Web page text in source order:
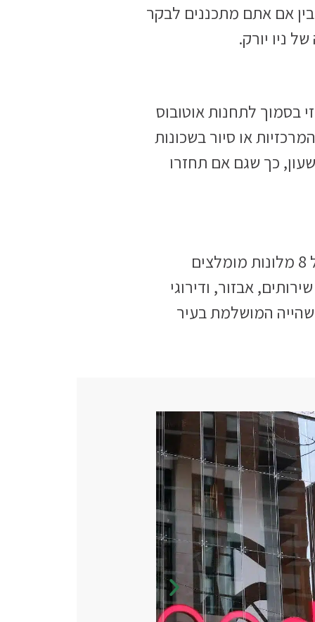
בו – בין אם אתם מתכננים לבקר
ניו יורק.
בסמוך לתחנות אוטובוס
או סיור בשכונות
כך שגם אם תחזרו
כדי לסייע לכם בבחירת מלון בניו יורק בקלות ובביטחון, ריכזנו עבורכם רשימה של 8 מלונות מומלצים
אבזור, ודירוגי
המושלמת בעיר